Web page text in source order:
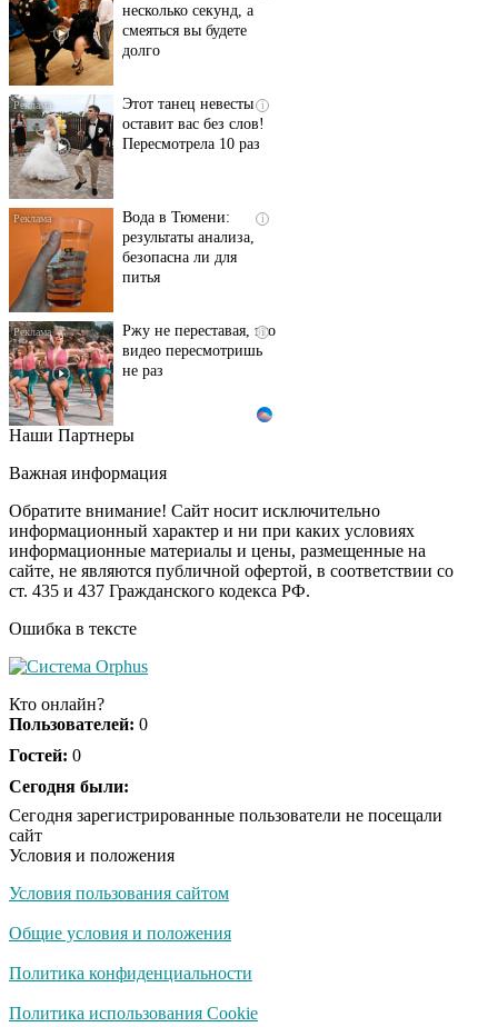
несколько секунд, а
смеяться вы будете
долго
i
Этот танец невесты
оставит вас без слов!
Пересмотрела 10 раз
i
Вода в Тюмени:
результаты анализа,
безопасна ли для
питья
i
Ржу не переставая, это
видео пересмотришь
не раз
Ролик длится пару
шоке от увиденного
i
Ролик из Омска: вы
будете смеяться долго
Королева вагона
Наши Партнеры
Важная информация
Обратите внимание! Сайт носит исключительно
информационный характер и ни при каких условиях
информационные материалы и цены, размещенные на
сайте, не являются публичной офертой, в соответствии со
ст. 435 и 437 Гражданского кодекса РФ.
Ошибка в тексте
Кто онлайн?
Пользователей: 0
Гостей: 0
Сегодня были:
Сегодня зарегистрированные пользователи не посещали
сайт
Условия и положения
Условия пользования сайтом
Общие условия и положения
Политика конфиденциальности
Политика использования Cookie